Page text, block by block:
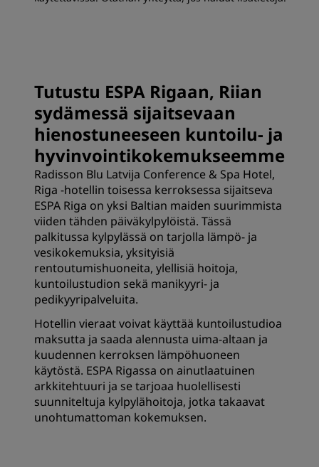
Tutustu ESPA Rigaan, Riian
sydämessä sijaitsevaan
hienostuneeseen kuntoilu- ja
hyvinvointikokemukseemme
Radisson Blu Latvija Conference & Spa Hotel,
Riga -hotellin toisessa kerroksessa sijaitseva
ESPA Riga on yksi Baltian maiden suurimmista
viiden tähden päiväkylpylöistä. Tässä
palkitussa kylpylässä on tarjolla lämpö- ja
vesikokemuksia, yksityisiä
rentoutumishuoneita, ylellisiä hoitoja,
kuntoilustudion sekä manikyyri- ja
pedikyyripalveluita.
Hotellin vieraat voivat käyttää kuntoilustudioa
maksutta ja saada alennusta uima-altaan ja
kuudennen kerroksen lämpöhuoneen
käytöstä. ESPA Rigassa on ainutlaatuinen
arkkitehtuuri ja se tarjoaa huolellisesti
suunniteltuja kylpylähoitoja, jotka takaavat
unohtumattoman kokemuksen.